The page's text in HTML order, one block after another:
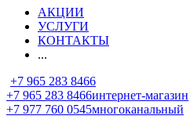
АКЦИИ
УСЛУГИ
КОНТАКТЫ
...
+7 965 283 8466
+7 965 283 8466интернет-магазин
+7 977 760 0545многоканальный